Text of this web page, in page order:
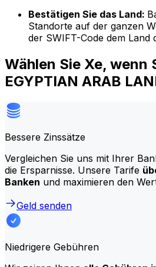
Bestätigen Sie das Land:
Standorte auf der ganzen
der SWIFT-Code dem Land
Wählen Sie Xe, wenn
EGYPTIAN ARAB
Bessere Zinssätze
Vergleichen Sie uns mit Ihrer
die Ersparnisse. Unsere Tarife
Banken und maximieren den
Geld senden
Niedrigere Gebühren